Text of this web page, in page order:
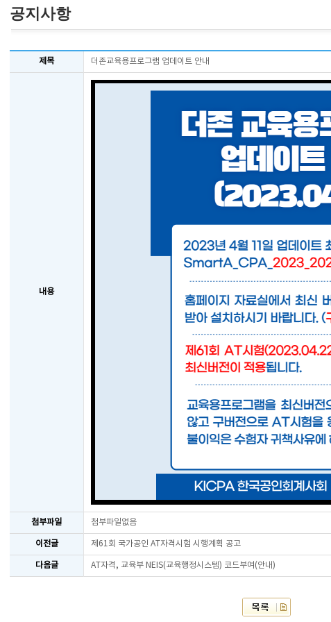
공지사항
제목 더존교육용프로그램 업데이트 안내
내용
첨부파일 첨부파일없음
이전글 제61회 국가공인 AT자격시험 시행계획 공고
다음글 AT자격, 교육부 NEIS(교육행정시스템) 코드부여(안내)